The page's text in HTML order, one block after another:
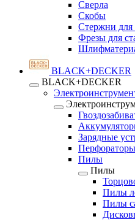
Сверла
Скобы
Стержни для
Фрезы для
BLACK+DECKER
BLACK+DECKER
Зарядные
Пилы
Пилы
Пилы
Пилы